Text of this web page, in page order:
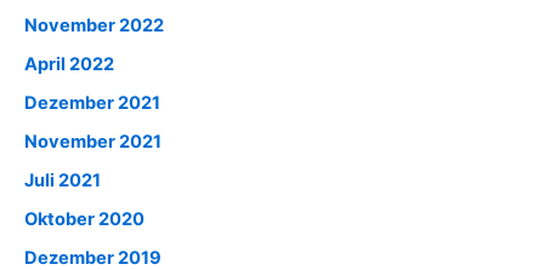
November 2022
April 2022
Dezember 2021
November 2021
Juli 2021
Oktober 2020
Dezember 2019